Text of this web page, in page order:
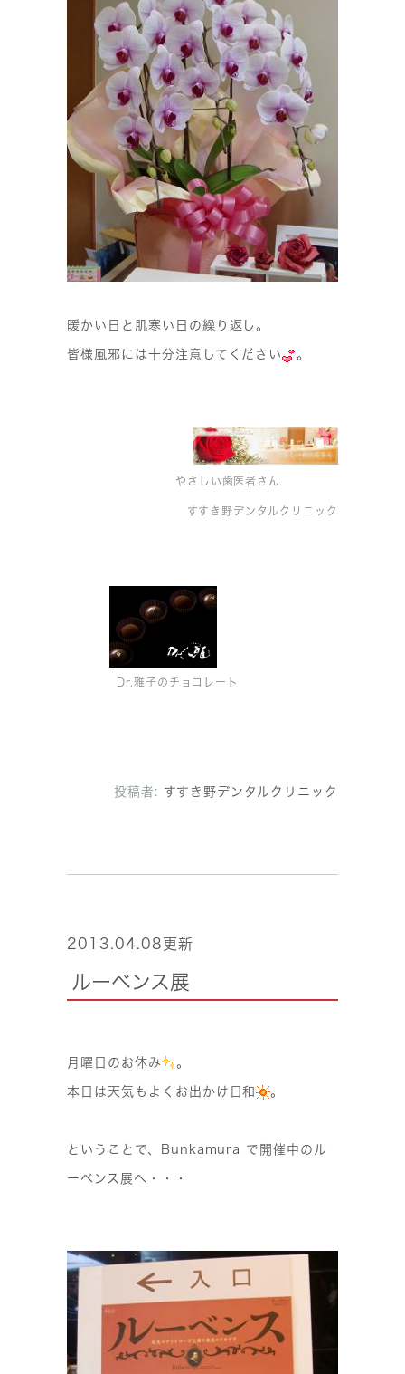
暖かい日と肌寒い日の繰り返し。
皆様風邪には十分注意してください 。
やさしい歯医者さん
すすき野デンタルクリニック
Dr.雅子のチョコレート
投稿者: すすき野デンタルクリニック
2013.04.08更新
ルーベンス展
月曜日のお休み 。
本日は天気もよくお出かけ日和 。
ということで、Bunkamura で開催中のル
ーベンス展へ・・・